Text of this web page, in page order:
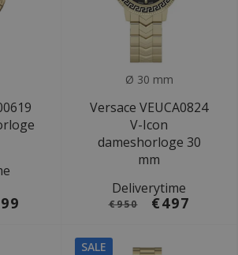
Ø 30 mm
Versace VEUCA0824
V-Icon
dameshorloge 30
mm
Deliverytime
€950 €497
SALE